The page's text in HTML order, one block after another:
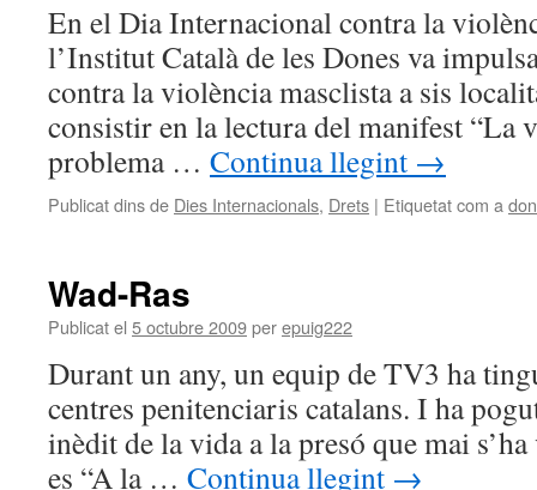
En el Dia Internacional contra la
l’Institut Català de les Dones va
contra la violència masclista a sis
consistir en la lectura del manifest “La
problema … Continua llegint →
Publicat dins de Dies Internacionals, Drets | Etiquetat com a
Wad-Ras
Publicat el 5 octubre 2009perepuig222
Durant un any, un equip de TV3 ha
centres penitenciaris catalans. I ha
inèdit de la vida a la presó que mai
es “A la … Continua llegint →